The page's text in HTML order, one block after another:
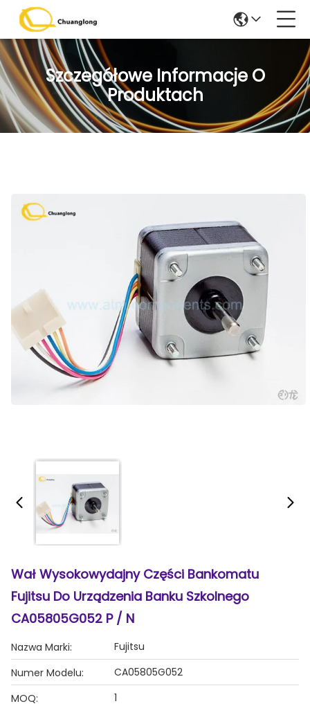
Szczegółowe Informacje O
Produktach
Wał Wysokowydajny Części Bankomatu
Fujitsu Do Urządzenia Banku Szkolnego
CA05805G052 P / N
Nazwa Marki:
Fujitsu
Numer Modelu:
CA05805G052
MOQ:
1